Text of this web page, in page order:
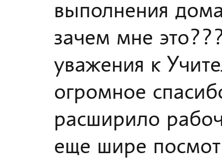
выполнения
зачем мне
уважения к
огромное
расширило
еще шире